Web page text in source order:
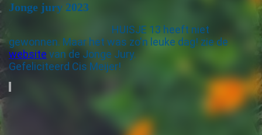
Jonge jury 2023
HUISJE 13 heeft niet
gewonnen. Maar het was zo'n leuke dag! zie de
website van de Jonge Jury.
Gefeliciteerd Cis Meijer!